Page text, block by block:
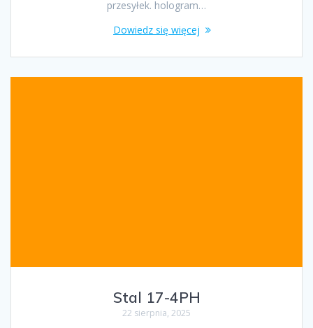
przesyłek. hologram…
Dowiedz się więcej
Stal 17-4PH
22 sierpnia, 2025